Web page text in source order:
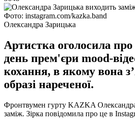
Фото: instagram.com/kazka.band
Олександра Зарицька
Артистка оголосила
день прем'єри mood-
кохання, в якому вона
образі нареченої.
Фронтвумен гурту KAZKA
заміж. Зірка повідомила про це в